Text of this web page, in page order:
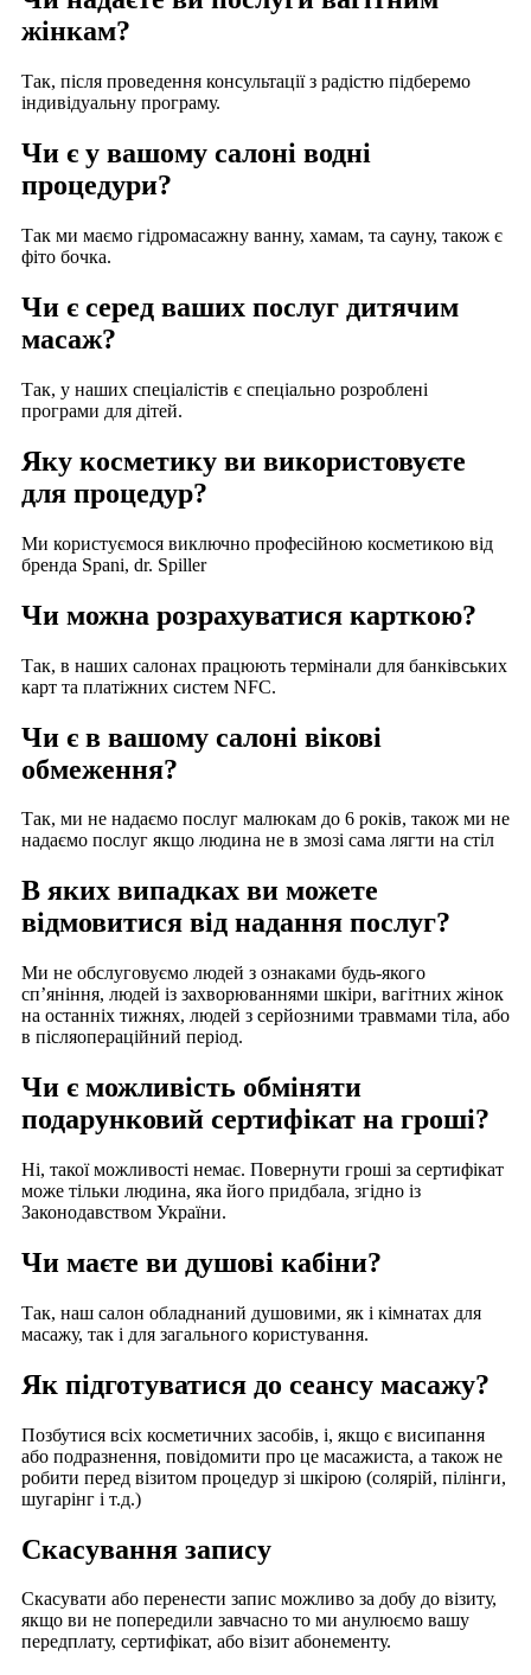
жінкам?
Так, після проведення консультації з радістю підберемо
індивідуальну програму.
Чи є у вашому салоні водні
процедури?
Так ми маємо гідромасажну ванну, хамам, та сауну, також є
фіто бочка.
Чи є серед ваших послуг дитячим
масаж?
Так, у наших спеціалістів є спеціально розроблені
програми для дітей.
Яку косметику ви використовуєте
для процедур?
Ми користуємося виключно професійною косметикою від
бренда Spani, dr. Spiller
Чи можна розрахуватися карткою?
Так, в наших салонах працюють термінали для банківських
карт та платіжних систем NFC.
Чи є в вашому салоні вікові
обмеження?
Так, ми не надаємо послуг малюкам до 6 років, також ми не
надаємо послуг якщо людина не в змозі сама лягти на стіл
В яких випадках ви можете
відмовитися від надання послуг?
Ми не обслуговуємо людей з ознаками будь-якого
сп’яніння, людей із захворюваннями шкіри, вагітних жінок
на останніх тижнях, людей з серйозними травмами тіла, або
в післяопераційний період.
Чи є можливість обміняти
подарунковий сертифікат на гроші?
Ні, такої можливості немає. Повернути гроші за сертифікат
може тільки людина, яка його придбала, згідно із
Законодавством України.
Чи маєте ви душові кабіни?
Так, наш салон обладнаний душовими, як і кімнатах для
масажу, так і для загального користування.
Як підготуватися до сеансу масажу?
Позбутися всіх косметичних засобів, і, якщо є висипання
або подразнення, повідомити про це масажиста, а також не
робити перед візитом процедур зі шкірою (солярій, пілінги,
шугарінг і т.д.)
Скасування запису
Скасувати або перенести запис можливо за добу до візиту,
якщо ви не попередили завчасно то ми анулюємо вашу
передплату, сертифікат, або візит абонементу.